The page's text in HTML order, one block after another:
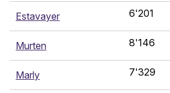
Estavayer 6'201
Murten 8'146
Marly 7'329